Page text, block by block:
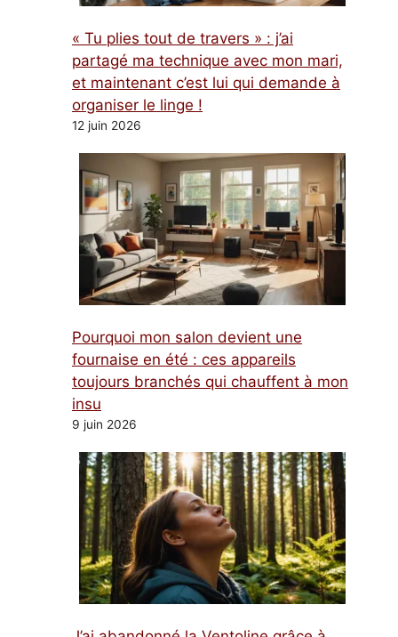
« Tu plies tout de travers » : j’ai
partagé ma technique avec mon mari,
et maintenant c’est lui qui demande à
organiser le linge !
12 juin 2026
Pourquoi mon salon devient une
fournaise en été : ces appareils
toujours branchés qui chauffent à mon
insu
9 juin 2026